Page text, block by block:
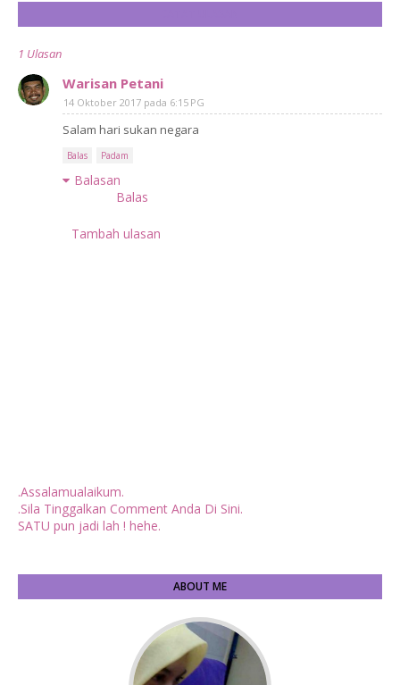
1 Ulasan
Warisan Petani
14 Oktober 2017 pada 6:15 PG
Salam hari sukan negara
Balas Padam
Balasan
Balas
Tambah ulasan
.Assalamualaikum.
.Sila Tinggalkan Comment Anda Di Sini.
SATU pun jadi lah ! hehe.
ABOUT ME